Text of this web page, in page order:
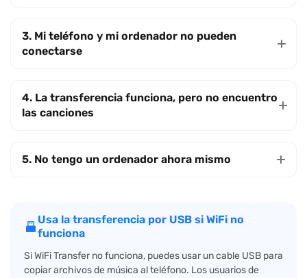
3. Mi teléfono y mi ordenador no pueden
conectarse
4. La transferencia funciona, pero no encuentro
las canciones
5. No tengo un ordenador ahora mismo
Usa la transferencia por USB si WiFi no
funciona
Si WiFi Transfer no funciona, puedes usar un cable USB para
copiar archivos de música al teléfono. Los usuarios de